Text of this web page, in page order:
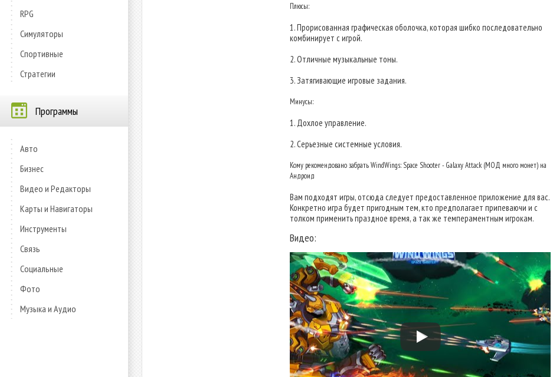
RPG
Симуляторы
Спортивные
Стратегии
Программы
Авто
Бизнес
Видео и Редакторы
Карты и Навигаторы
Инструменты
Связь
Социальные
Фото
Музыка и Аудио
Плюсы:
1. Прорисованная графическая оболочка, которая шибко последовательно
комбинирует с игрой.
2. Отличные музыкальные тоны.
3. Затягивающие игровые задания.
Минусы:
1. Дохлое управление.
2. Серьезные системные условия.
Кому рекомендовано забрать WindWings: Space Shooter - Galaxy Attack (МОД много монет) на
Андроид
Вам подходят игры, отсюда следует предоставленное приложение для вас.
Конкретно игра будет пригодным тем, кто предполагает припеваючи и с
толком применить праздное время, а так же темпераментным игрокам.
Видео: